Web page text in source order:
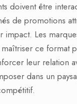
doivent être
de promotions
impact. Les
ce format
leur relation
dans un